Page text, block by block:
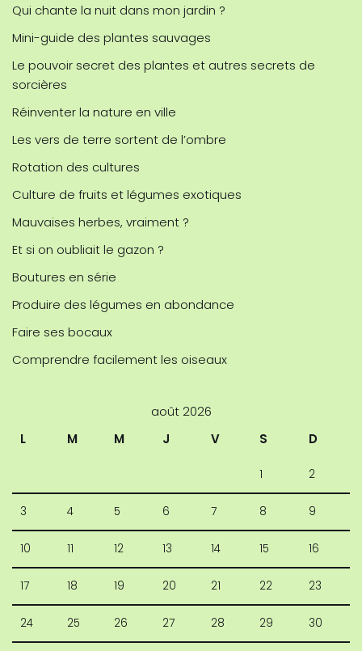
Qui chante la nuit dans mon jardin ?
Mini-guide des plantes sauvages
Le pouvoir secret des plantes et autres secrets de
sorcières
Réinventer la nature en ville
Les vers de terre sortent de l’ombre
Rotation des cultures
Culture de fruits et légumes exotiques
Mauvaises herbes, vraiment ?
Et si on oubliait le gazon ?
Boutures en série
Produire des légumes en abondance
Faire ses bocaux
Comprendre facilement les oiseaux
août 2026
L
M M J V S D
1 2
3 4 5 6 7 8 9
10 11 12 13 14 15 16
17 18 19 20 21 22 23
24 25 26 27 28 29 30